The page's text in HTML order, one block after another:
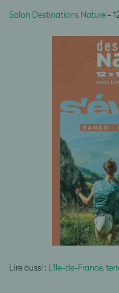
Salon Destinations Nature-
Lire aussi : L'Ile-de-France,